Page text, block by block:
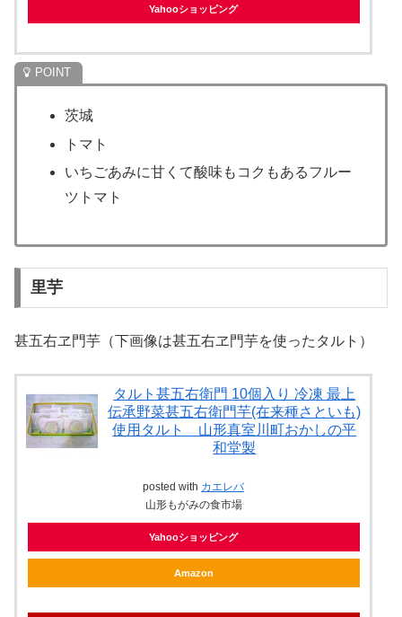
Yahooショッピング
茨城
トマト
いちごあみに甘くて酸味もコクもあるフルー
ツトマト
里芋
甚五右ヱ門芋（下画像は甚五右ヱ門芋を使ったタルト）
タルト甚五右衛門 10個入り 冷凍 最上
伝承野菜甚五右衛門芋(在来種さといも)
使用タルト 山形真室川町おかしの平
和堂製
posted with カエレバ
山形もがみの食市場
Yahooショッピング
Amazon